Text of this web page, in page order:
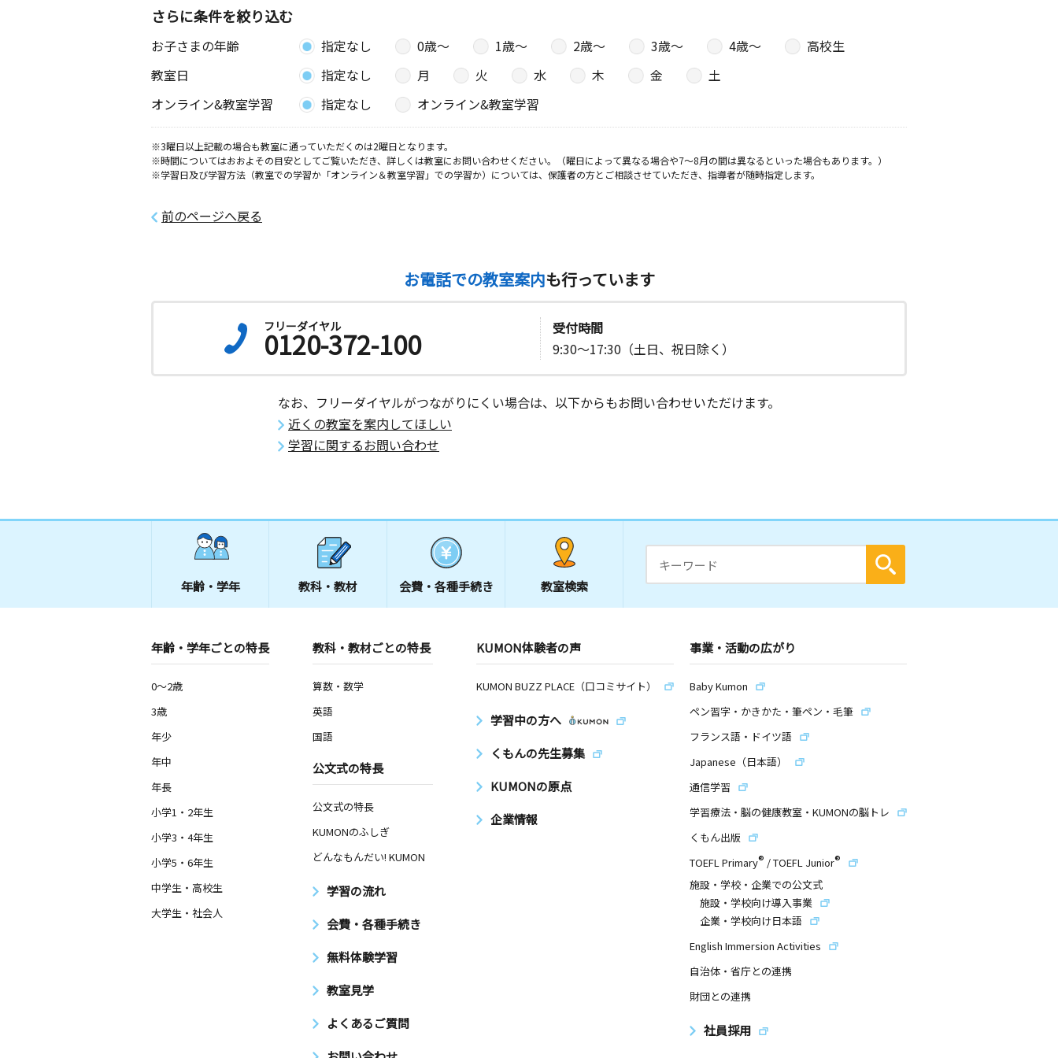
さらに条件を絞り込む
お子さまの年齢 指定なし 0歳〜 1歳〜 2歳〜 3歳〜 4歳〜
高校生
教室日
指定なし 月 火 水 木 金
土
オンライン&教室学習
指定なし オンライン&教室学習
※3曜日以上記載の場合も教室に通っていただくのは2曜日となります。
※時間についてはおおよその目安としてご覧いただき、詳しくは教室にお問い合わせください。（曜日によって異なる場合や7～8月の間は異なるといった場合もあります。）
※学習日及び学習方法（教室での学習か「オンライン＆教室学習」での学習か）については、保護者の方とご相談させていただき、指導者が随時指定します。
前のページへ戻る
お電話での教室案内も行っています
フリーダイヤル
0120-372-100
受付時間
9:30～17:30（土日、祝日除く）
なお、フリーダイヤルがつながりにくい場合は、以下からもお問い合わせいただけます。
近くの教室を案内してほしい
学習に関するお問い合わせ
年齢・学年 教科・教材 会費・ 各種手続き 教室検索
年齢・学年ごとの特長
0～2歳
3歳
年少
年中
年長
小学1・2年生
小学3・4年生
小学5・6年生
中学生・高校生
大学生・社会人
教科・教材ごとの特長
算数・数学
英語
国語
公文式の特長
公文式の特長
KUMONのふしぎ
どんなもんだい! KUMON
学習の流れ
会費・各種手続き
無料体験学習
教室見学
よくあるご質問
KUMON体験者の声
KUMON BUZZ PLACE（口コミサイト）
学習中の方へ
くもんの先生募集
KUMONの原点
企業情報
事業・活動の広がり
Baby Kumon
ペン習字・かきかた・筆ペン・毛筆
フランス語・ドイツ語
Japanese（日本語）
通信学習
学習療法・脳の健康教室・KUMONの脳トレ
くもん出版
TOEFL Primary® /TOEFL Junior®
施設・学校・企業での公文式
施設・学校向け導入事業
企業・学校向け日本語
English Immersion Activities
自治体・省庁との連携
財団との連携
社員採用